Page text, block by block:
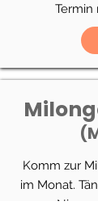
Termin
Komm zur
im Monat.